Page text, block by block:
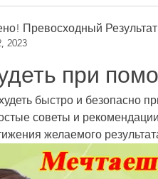
Превосходный Результат
2023
при
быстро и безопасно
советы и
желаемого